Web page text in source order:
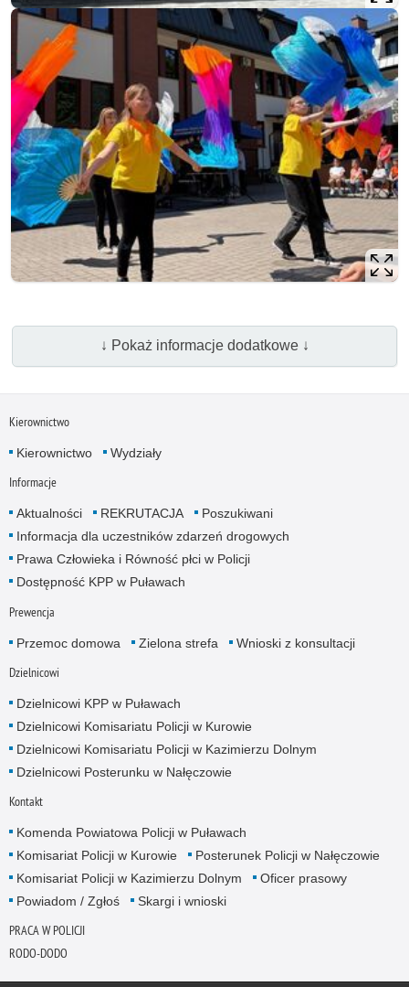
↓ Pokaż informacje dodatkowe ↓
Kierownictwo
Kierownictwo Wydziały
Informacje
Aktualności REKRUTACJA
Poszukiwani
Informacja dla uczestników zdarzeń drogowych
Prawa Człowieka i Równość płci w Policji
Dostępność KPP w Puławach
Prewencja
Przemoc domowa Zielona strefa Wnioski z konsultacji
Dzielnicowi
Dzielnicowi KPP w Puławach
Dzielnicowi Komisariatu Policji w Kurowie
Dzielnicowi Komisariatu Policji w Kazimierzu Dolnym
Dzielnicowi Posterunku w Nałęczowie
Kontakt
Komenda Powiatowa Policji w Puławach
Komisariat Policji w Kurowie
Posterunek Policji w Nałęczowie
Komisariat Policji w Kazimierzu Dolnym
Oficer prasowy
Powiadom / Zgłoś
Skargi i wnioski
PRACA W POLICJI
RODO-DODO